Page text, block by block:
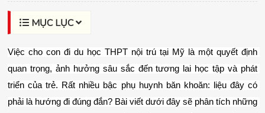
MỤC LỤC
Việc cho con đi du học THPT nội trú tại Mỹ là một quyết định
quan trọng, ảnh hưởng sâu sắc đến tương lai học tập và phát
triển của trẻ. Rất nhiều bậc phụ huynh băn khoăn: liệu đây có
phải là hướng đi đúng đắn? Bài viết dưới đây sẽ phân tích những